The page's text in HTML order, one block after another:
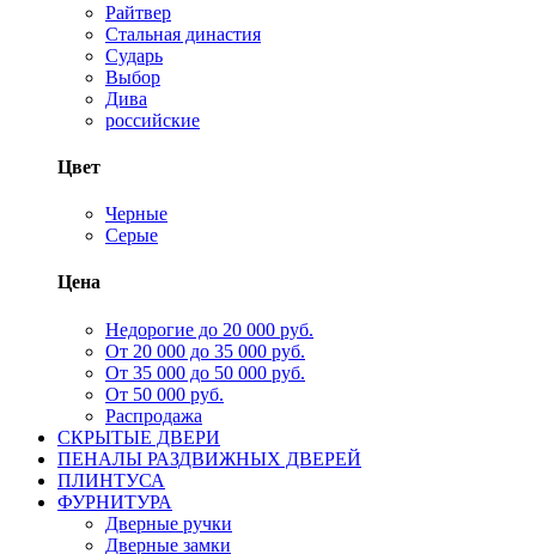
Райтвер
Стальная династия
Сударь
Выбор
Дива
российские
Цвет
Черные
Серые
Цена
Недорогие до 20 000 руб.
От 20 000 до 35 000 руб.
От 35 000 до 50 000 руб.
От 50 000 руб.
Распродажа
СКРЫТЫЕ ДВЕРИ
ПЕНАЛЫ РАЗДВИЖНЫХ ДВЕРЕЙ
ПЛИНТУСА
ФУРНИТУРА
Дверные ручки
Дверные замки